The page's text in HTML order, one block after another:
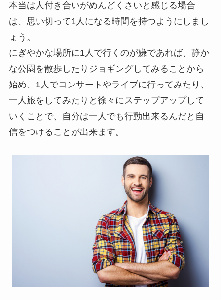
本当は人付き合いがめんどくさいと感じる場合
は、思い切って1人になる時間を持つようにしまし
ょう。
にぎやかな場所に1人で行くのが嫌であれば、静か
な公園を散歩したりジョギングしてみることから
始め、1人でコンサートやライブに行ってみたり、
一人旅をしてみたりと徐々にステップアップして
いくことで、自分は一人でも行動出来るんだと自
信をつけることが出来ます。